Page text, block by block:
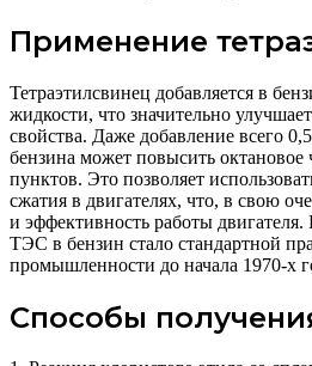
Применение
Тетраэтилсвинец добавляется в
жидкости, что значительно
свойства. Даже добавление всего
бензина может повысить октановое
пунктов. Это позволяет
сжатия в двигателях, что, в свою
и эффективность работы двигателя.
ТЭС в бензин стало стандартной
промышленности до начала 1970-х
Способы